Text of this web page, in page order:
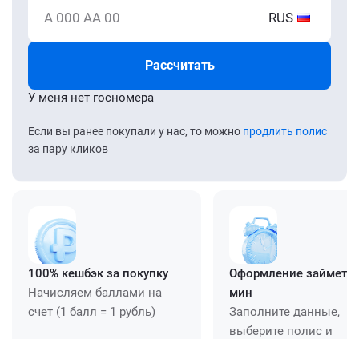
А 000 АА 00 RUS
Рассчитать
Если вы ранее покупали у нас, то можно продлить полис
за пару кликов
У меня нет госномера
100% кешбэк за покупку
Начисляем баллами на
счет (1 балл = 1 рубль)
Оформление займет
мин
Заполните данные,
выберите полис и